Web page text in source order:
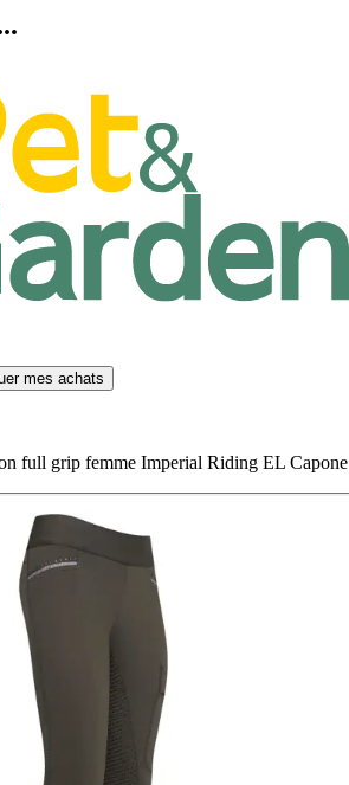
mes achats
full grip femme Imperial Riding EL Capone